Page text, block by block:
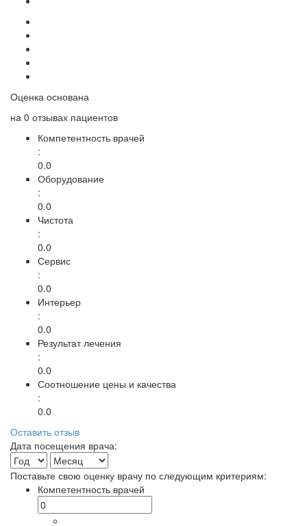
Оценка основана
на 0 отзывах пациентов
Компетентность врачей
:
0.0
Оборудование
:
0.0
Чистота
:
0.0
Сервис
:
0.0
Интерьер
:
0.0
Результат лечения
:
0.0
Соотношение цены и качества
:
0.0
Оставить отзыв
Дата посещения врача:
Поставьте свою оценку врачу по следующим критериям:
Компетентность врачей